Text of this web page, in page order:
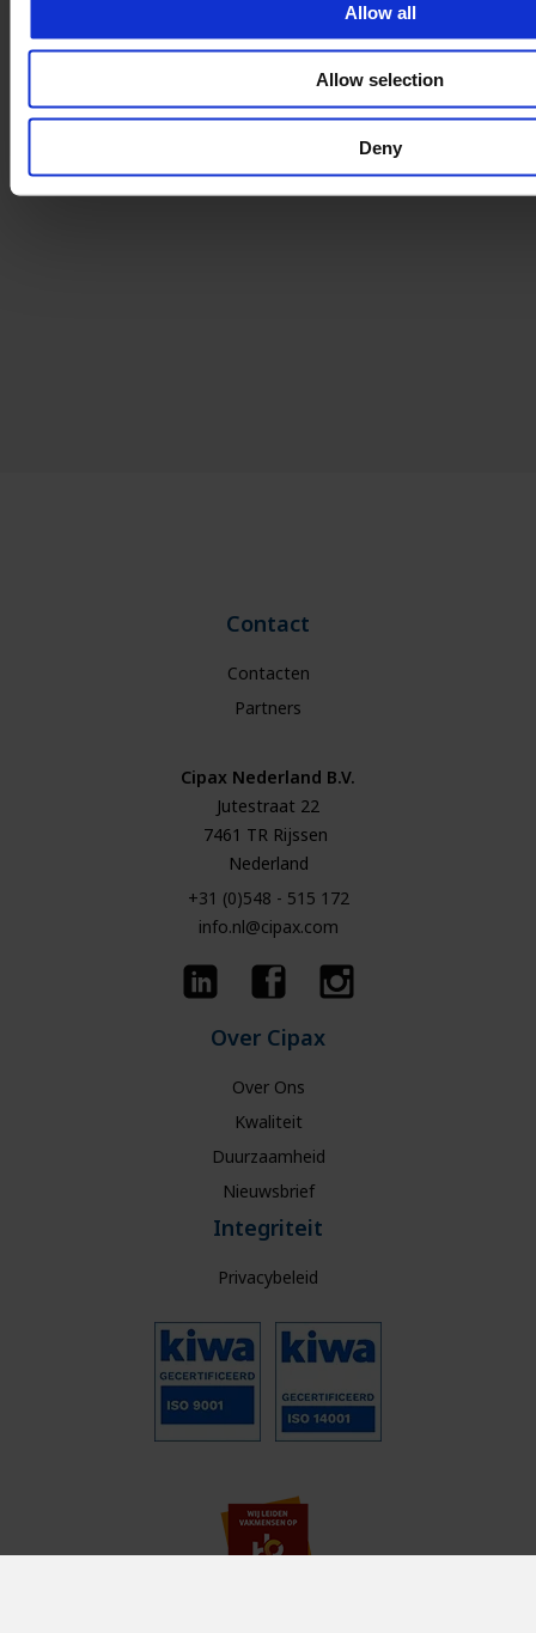
Allow all
Allow selection
Deny
Contact
Contacten
Partners
Cipax Nederland B.V.
Jutestraat 22
7461 TR Rijssen
Nederland
+31 (0)548 - 515 172
info.nl@cipax.com
Over Cipax
Over Ons
Kwaliteit
Duurzaamheid
Nieuwsbrief
Integriteit
Privacybeleid